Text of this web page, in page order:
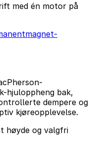
med én motor på
hjuloppheng bak,
dempere og
kjøreopplevelse.
høyde og valgfri